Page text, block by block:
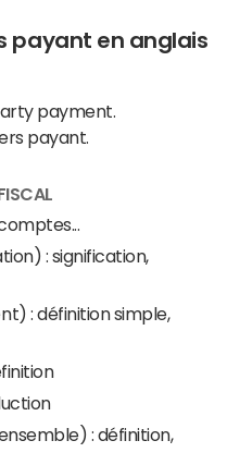
payant en anglais
payment.
payant.
: signification,
: définition simple,
: définition,